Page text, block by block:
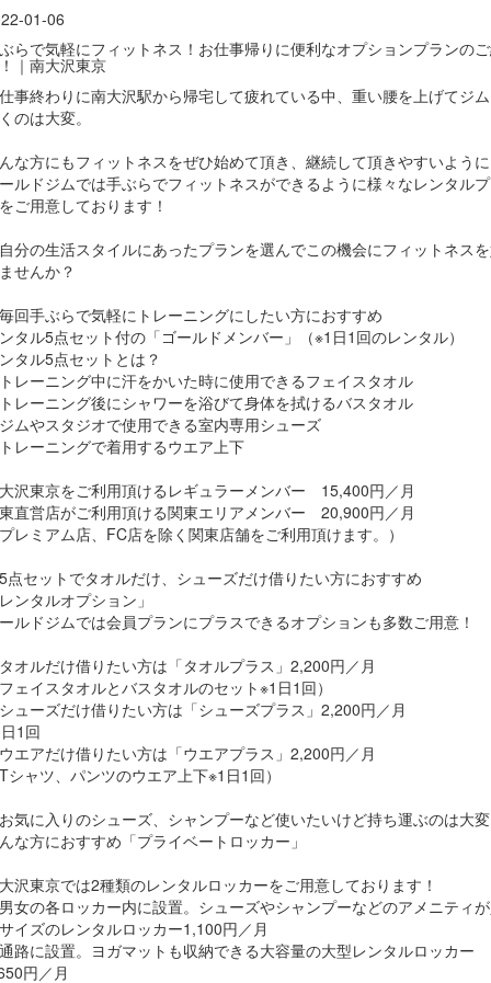
01-06
らで気軽にフィットネス！お仕事帰りに便利なオプションプランの
｜南大沢東京
事終わりに南大沢駅から帰宅して疲れている中、重い腰を上げてジ
のは大変。
な方にもフィットネスをぜひ始めて頂き、継続して頂きやすいように
ルドジムでは手ぶらでフィットネスができるように様々なレンタル
ご用意しております！
分の生活スタイルにあったプランを選んでこの機会にフィットネス
せんか？
回手ぶらで気軽にトレーニングにしたい方におすすめ
タル5点セット付の「ゴールドメンバー」（※1日1回のレンタル）
タル5点セットとは？
レーニング中に汗をかいた時に使用できるフェイスタオル
レーニング後にシャワーを浴びて身体を拭けるバスタオル
ムやスタジオで使用できる室内専用シューズ
レーニングで着用するウエア上下
沢東京をご利用頂けるレギュラーメンバー 15,400円／月
直営店がご利用頂ける関東エリアメンバー 20,900円／月
レミアム店、FC店を除く関東店舗をご利用頂けます。）
点セットでタオルだけ、シューズだけ借りたい方におすすめ
ンタルオプション」
ルドジムでは会員プランにプラスできるオプションも多数ご用意！
オルだけ借りたい方は「タオルプラス」2,200円／月
ェイスタオルとバスタオルのセット※1日1回）
ューズだけ借りたい方は「シューズプラス」2,200円／月
1回
エアだけ借りたい方は「ウエアプラス」2,200円／月
シャツ、パンツのウエア上下※1日1回）
気に入りのシューズ、シャンプーなど使いたいけど持ち運ぶのは大変
な方におすすめ「プライベートロッカー」
沢東京では2種類のレンタルロッカーをご用意しております！
女の各ロッカー内に設置。シューズやシャンプーなどのアメニティ
イズのレンタルロッカー1,100円／月
路に設置。ヨガマットも収納できる大容量の大型レンタルロッカー
円／月